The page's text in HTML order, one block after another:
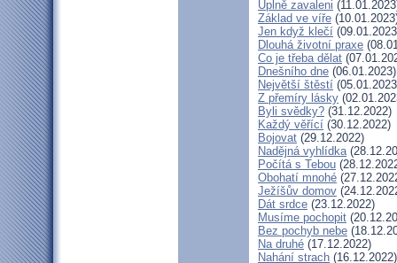
Úplně zavaleni
Základ ve víře
Jen když klečí
Dlouhá životní praxe
Co je třeba dělat
Dnešního dne (06.01.2023)
Největší štěstí
Z přemíry lásky
Byli svědky? (31.12.2022)
Každý věřící (30.12.2022)
Bojovat (29.12.2022)
Nadějná vyhlídka
Počítá s Tebou
Obohatí mnohé
Ježíšův domov
Dát srdce (23.12.2022)
Musíme pochopit
Bez pochyb nebe
Na druhé (17.12.2022)
Nahání strach (16.12.2022)